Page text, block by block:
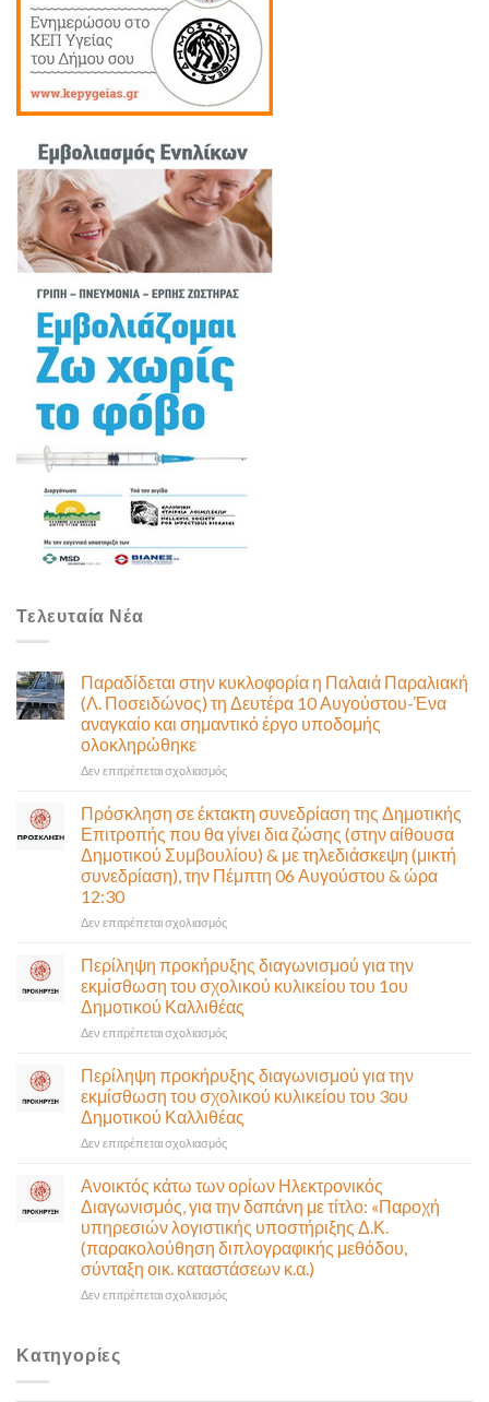
Τελευταία Νέα
Παραδίδεται στην κυκλοφορία η Παλαιά Παραλιακή
(Λ. Ποσειδώνος) τη Δευτέρα 10 Αυγούστου-Ένα
αναγκαίο και σημαντικό έργο υποδομής
ολοκληρώθηκε
Δεν επιτρέπεται σχολιασμόςστο
κυκλοφορία
η
Παλαιά
Παραλιακή
Ποσειδώνος)
10
Αυγούστου-
Ένα
αναγκαίο
σημαντικό
έργο
υποδομής
ολοκληρώθηκε
Πρόσκληση σε έκτακτη συνεδρίαση της Δημοτικής
Επιτροπής που θα γίνει δια ζώσης (στην αίθουσα
Δημοτικού Συμβουλίου) & με τηλεδιάσκεψη (μικτή
συνεδρίαση), την Πέμπτη 06 Αυγούστου & ώρα
12:30
Δεν επιτρέπεται σχολιασμόςστο
σε
έκτακτη
συνεδρίαση
της
Δημοτικής
που
θα
γίνει
δια
ζώσης
αίθουσα
Δημοτικού
Συμβουλίου)
&
με
τηλεδιάσκεψη
(μικτή
Περίληψη προκήρυξης διαγωνισμού για την
εκμίσθωση του σχολικού κυλικείου του 1ου
Δημοτικού Καλλιθέας
Δεν επιτρέπεται σχολιασμόςστο
προκήρυξης
διαγωνισμού
για
την
εκμίσθωση
σχολικού
κυλικείου
του
1ου
Δημοτικού
Καλλιθέας
Περίληψη προκήρυξης διαγωνισμού για την
εκμίσθωση του σχολικού κυλικείου του 3ου
Δημοτικού Καλλιθέας
Δεν επιτρέπεται σχολιασμόςστο
προκήρυξης
διαγωνισμού
για
την
εκμίσθωση
του
σχολικού
Ανοικτός κάτω των ορίων Ηλεκτρονικός
Διαγωνισμός, για την δαπάνη με τίτλο: «Παροχή
υπηρεσιών λογιστικής υποστήριξης Δ.Κ.
(παρακολούθηση διπλογραφικής μεθόδου,
σύνταξη οικ. καταστάσεων κ.α.)
Δεν επιτρέπεται σχολιασμόςστο
Κατηγορίες